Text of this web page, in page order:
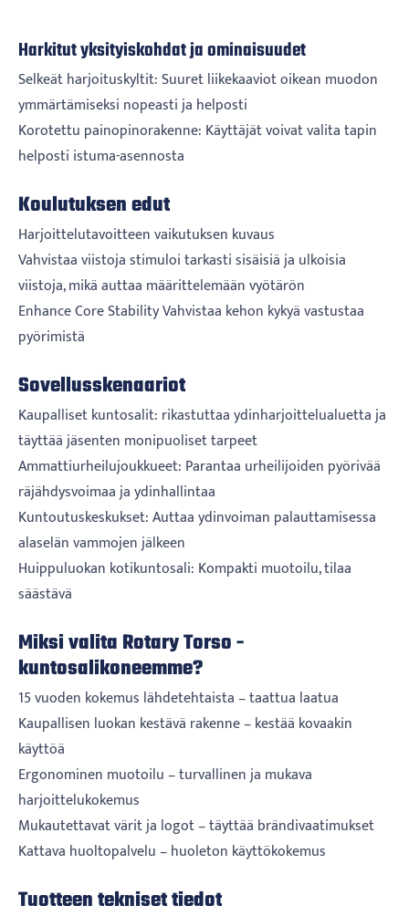
Harkitut yksityiskohdat ja ominaisuudet
Selkeät harjoituskyltit: Suuret liikekaaviot oikean muodon
ymmärtämiseksi nopeasti ja helposti
Korotettu painopinorakenne: Käyttäjät voivat valita tapin
helposti istuma-asennosta
Koulutuksen edut
Harjoittelutavoitteen vaikutuksen kuvaus
Vahvistaa viistoja stimuloi tarkasti sisäisiä ja ulkoisia
viistoja, mikä auttaa määrittelemään vyötärön
Enhance Core Stability Vahvistaa kehon kykyä vastustaa
pyörimistä
Sovellusskenaariot
Kaupalliset kuntosalit: rikastuttaa ydinharjoittelualuetta ja
täyttää jäsenten monipuoliset tarpeet
Ammattiurheilujoukkueet: Parantaa urheilijoiden pyörivää
räjähdysvoimaa ja ydinhallintaa
Kuntoutuskeskukset: Auttaa ydinvoiman palauttamisessa
alaselän vammojen jälkeen
Huippuluokan kotikuntosali: Kompakti muotoilu, tilaa
säästävä
Miksi valita Rotary Torso -
kuntosalikoneemme?
15 vuoden kokemus lähdetehtaista – taattua laatua
Kaupallisen luokan kestävä rakenne – kestää kovaakin
käyttöä
Ergonominen muotoilu – turvallinen ja mukava
harjoittelukokemus
Mukautettavat värit ja logot – täyttää brändivaatimukset
Kattava huoltopalvelu – huoleton käyttökokemus
Tuotteen tekniset tiedot